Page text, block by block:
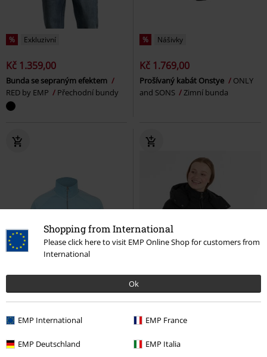
Shopping from International
Please click here to visit EMP Online Shop for customers from
International
Ok
EMP International EMP France
EMP Deutschland EMP Italia
% Exkluzivní
Kč 1.359,00
Bunda se sepraným efektem
RED by EMP
Přechodní bundy
% Nášivky
Kč 1.769,00
Prošívaný kabát Onstye
ONLY
and SONS
Zimní bunda
% Téměř vyprodáno % Odnímatelné části